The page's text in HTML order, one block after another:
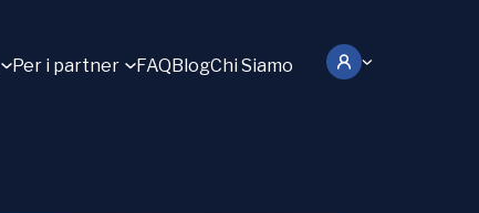
Per i partner FAQBlogChi Siamo